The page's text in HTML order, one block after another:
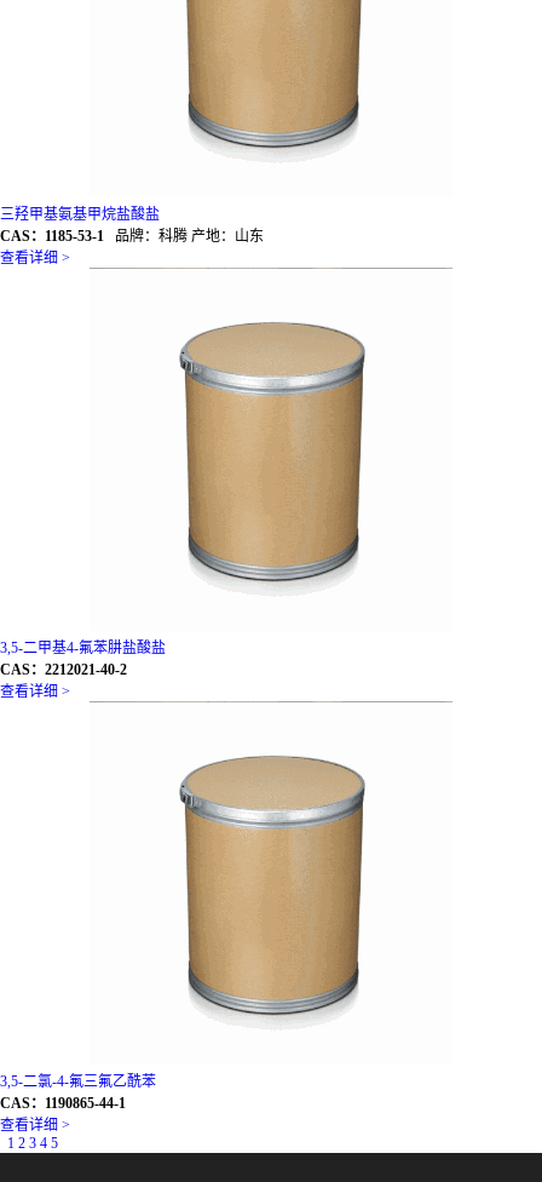
三羟甲基氨基甲烷盐酸盐
CAS：1185-53-1
品牌：科腾 产地：山东
查看详细 >
3,5-二甲基4-氟苯肼盐酸盐
CAS：2212021-40-2
查看详细 >
3,5-二氯-4-氟三氟乙酰苯
CAS：1190865-44-1
查看详细 >
1 2 3 4 5